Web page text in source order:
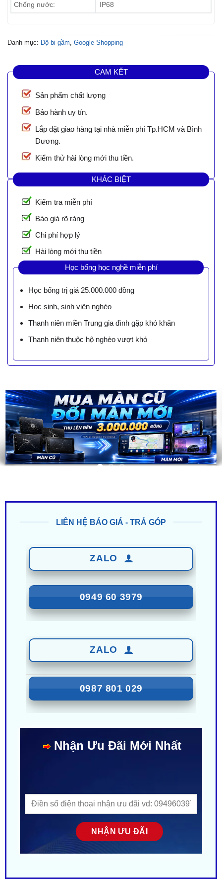
Chống nước: IP68
Danh mục: Độ bi gầm, Google Shopping
CAM KẾT
Sản phẩm chất lượng
Bảo hành uy tín.
Lắp đặt giao hàng tại nhà miễn phí Tp.HCM và Bình
Dương.
Kiểm thử hài lòng mới thu tiền.
KHÁC BIỆT
Kiểm tra miễn phí
Báo giá rõ ràng
Chi phí hợp lý
Hài lòng mới thu tiền
Học bổng học nghề miễn phí
Học bổng trị giá 25.000.000 đồng
Học sinh, sinh viên nghèo
Thanh niên miền Trung gia đình gặp khó khăn
Thanh niên thuộc hộ nghèo vượt khó
0949 60 3979
0987 801 029